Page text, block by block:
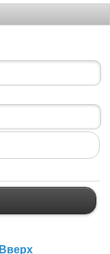
Вверх